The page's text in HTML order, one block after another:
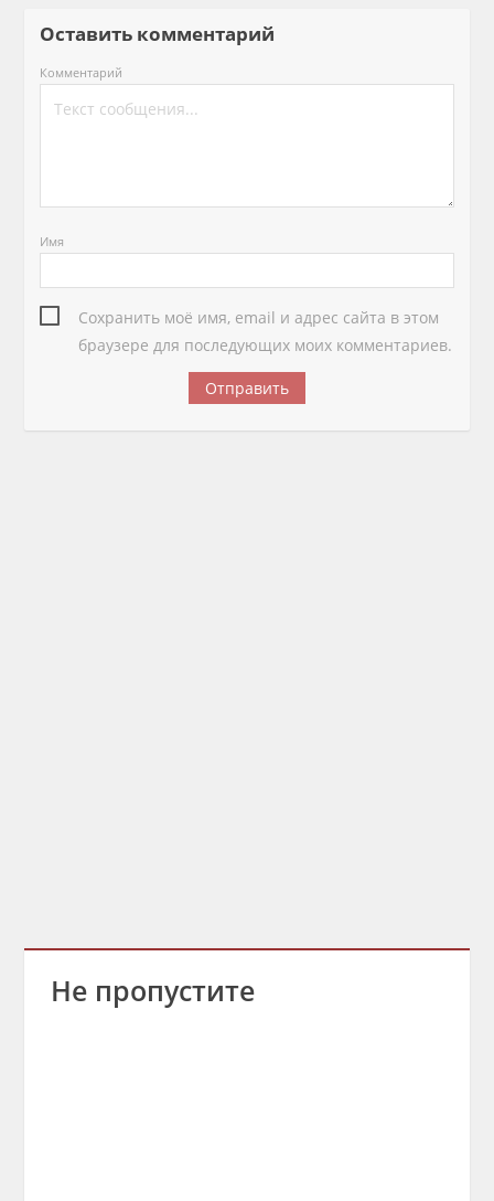
Оставить комментарий
Комментарий
Имя
Сохранить моё имя, email и адрес сайта в этом
браузере для последующих моих комментариев.
Не пропустите